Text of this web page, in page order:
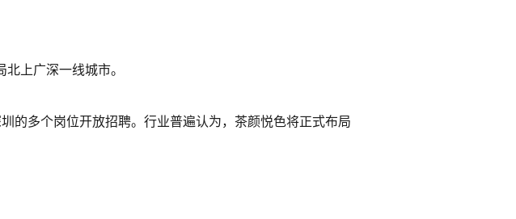
上广深一线城市。
的多个岗位开放招聘。行业普遍认为，茶颜悦色将正式布局